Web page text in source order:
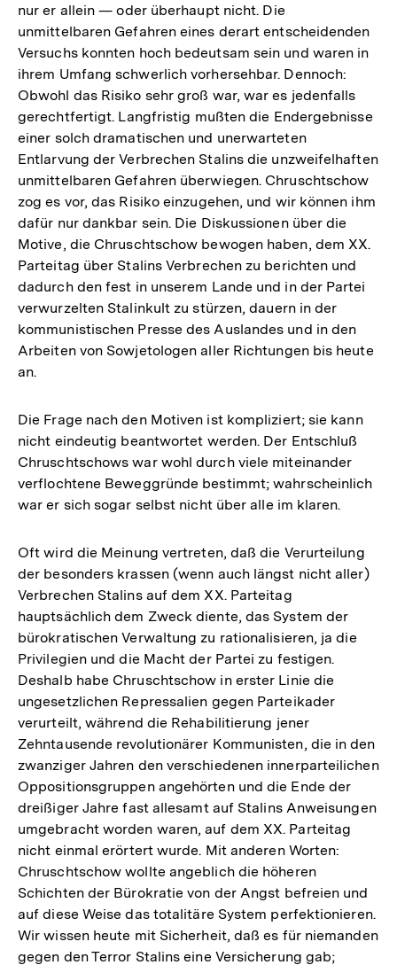
nur er allein — oder überhaupt nicht. Die
unmittelbaren Gefahren eines derart entscheidenden
Versuchs konnten hoch bedeutsam sein und waren in
ihrem Umfang schwerlich vorhersehbar. Dennoch:
Obwohl das Risiko sehr groß war, war es jedenfalls
gerechtfertigt. Langfristig mußten die Endergebnisse
einer solch dramatischen und unerwarteten
Entlarvung der Verbrechen Stalins die unzweifelhaften
unmittelbaren Gefahren überwiegen. Chruschtschow
zog es vor, das Risiko einzugehen, und wir können ihm
dafür nur dankbar sein. Die Diskussionen über die
Motive, die Chruschtschow bewogen haben, dem XX.
Parteitag über Stalins Verbrechen zu berichten und
dadurch den fest in unserem Lande und in der Partei
verwurzelten Stalinkult zu stürzen, dauern in der
kommunistischen Presse des Auslandes und in den
Arbeiten von Sowjetologen aller Richtungen bis heute
an.
Die Frage nach den Motiven ist kompliziert; sie kann
nicht eindeutig beantwortet werden. Der Entschluß
Chruschtschows war wohl durch viele miteinander
verflochtene Beweggründe bestimmt; wahrscheinlich
war er sich sogar selbst nicht über alle im klaren.
Oft wird die Meinung vertreten, daß die Verurteilung
der besonders krassen (wenn auch längst nicht aller)
Verbrechen Stalins auf dem XX. Parteitag
hauptsächlich dem Zweck diente, das System der
bürokratischen Verwaltung zu rationalisieren, ja die
Privilegien und die Macht der Partei zu festigen.
Deshalb habe Chruschtschow in erster Linie die
ungesetzlichen Repressalien gegen Parteikader
verurteilt, während die Rehabilitierung jener
Zehntausende revolutionärer Kommunisten, die in den
zwanziger Jahren den verschiedenen innerparteilichen
Oppositionsgruppen angehörten und die Ende der
dreißiger Jahre fast allesamt auf Stalins Anweisungen
umgebracht worden waren, auf dem XX. Parteitag
nicht einmal erörtert wurde. Mit anderen Worten:
Chruschtschow wollte angeblich die höheren
Schichten der Bürokratie von der Angst befreien und
auf diese Weise das totalitäre System perfektionieren.
Wir wissen heute mit Sicherheit, daß es für niemanden
gegen den Terror Stalins eine Versicherung gab;